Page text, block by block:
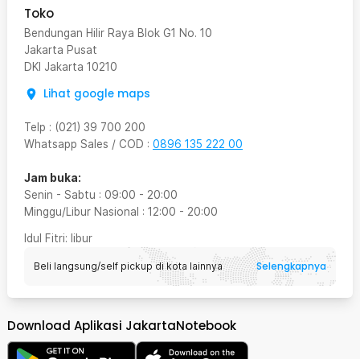
Toko
Bendungan Hilir Raya Blok G1 No. 10
Jakarta Pusat
DKI Jakarta 10210
Lihat google maps
Telp : (021) 39 700 200
Whatsapp Sales / COD : 0896 135 222 00
Jam buka:
Senin - Sabtu : 09:00 - 20:00
Minggu/Libur Nasional : 12:00 - 20:00
Idul Fitri: libur
Beli langsung/self pickup di kota lainnya Selengkapnya
Download Aplikasi JakartaNotebook